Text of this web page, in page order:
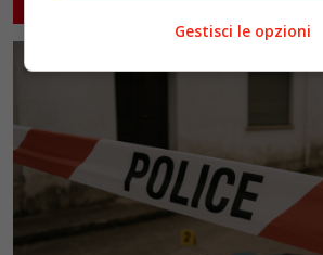
Gestisci le opzioni